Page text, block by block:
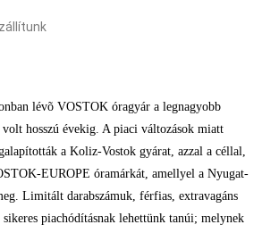
lévõ VOSTOK óragyár a legnagyobb
hosszú évekig. A piaci változások miatt
a Koliz-Vostok gyárat, azzal a céllal,
EUROPE óramárkát, amellyel a Nyugat-
Limitált darabszámuk, férfias, extravagáns
piachódításnak lehettünk tanúi; melynek